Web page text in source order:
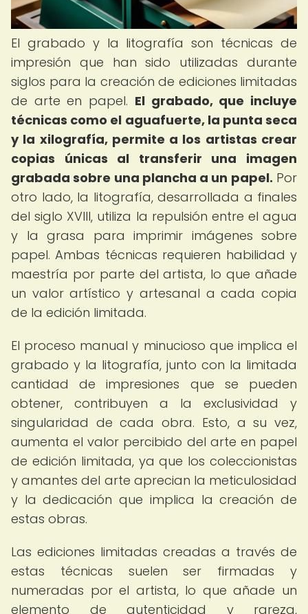
El grabado y la litografía son técnicas de
impresión que han sido utilizadas durante
siglos para la creación de ediciones limitadas
de arte en papel. El grabado, que incluye
técnicas como el aguafuerte, la punta seca
y la xilografía, permite a los artistas crear
copias únicas al transferir una imagen
grabada sobre una plancha a un papel. Por
otro lado, la litografía, desarrollada a finales
del siglo XVIII, utiliza la repulsión entre el agua
y la grasa para imprimir imágenes sobre
papel. Ambas técnicas requieren habilidad y
maestría por parte del artista, lo que añade
un valor artístico y artesanal a cada copia
de la edición limitada.
El proceso manual y minucioso que implica el
grabado y la litografía, junto con la limitada
cantidad de impresiones que se pueden
obtener, contribuyen a la exclusividad y
singularidad de cada obra. Esto, a su vez,
aumenta el valor percibido del arte en papel
de edición limitada, ya que los coleccionistas
y amantes del arte aprecian la meticulosidad
y la dedicación que implica la creación de
estas obras.
Las ediciones limitadas creadas a través de
estas técnicas suelen ser firmadas y
numeradas por el artista, lo que añade un
elemento de autenticidad y rareza,